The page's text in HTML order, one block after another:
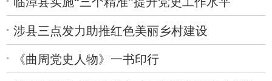
涉县三点发力助推红色美丽乡村建设
《曲周党史人物》一书印行